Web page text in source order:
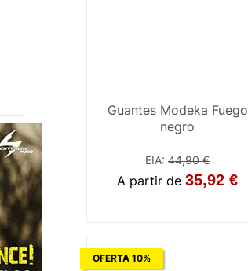
Guantes Modeka Fuego
negro
EIA: 44,90 €
A partir de 35,92 €
OFERTA 10%